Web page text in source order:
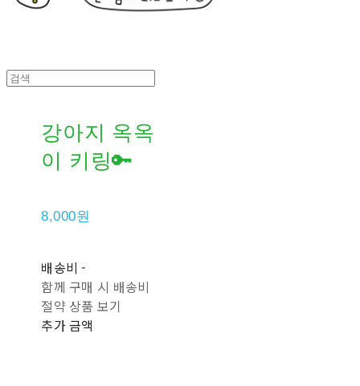
강아지 옥옥
이 키링🔑
8,000원
배송비-
함께 구매 시 배송비
절약 상품 보기
추가 금액